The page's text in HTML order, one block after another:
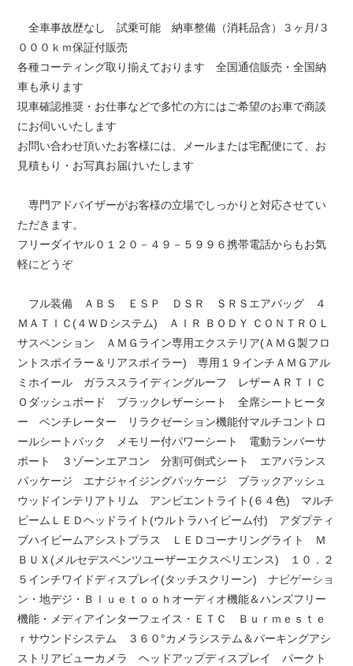
全車事故歴なし 試乗可能 納車整備（消耗品含）３ヶ月/３
０００ｋｍ保証付販売
各種コーティング取り揃えております 全国通信販売・全国納
車も承ります
現車確認推奨・お仕事などで多忙の方にはご希望のお車で商談
にお伺いいたします
お問い合わせ頂いたお客様には、メールまたは宅配便にて、お
見積もり・お写真お届けいたします
専門アドバイザーがお客様の立場でしっかりと対応させてい
ただきます。
フリーダイヤル０１２０－４９－５９９６携帯電話からもお気
軽にどうぞ
フル装備 ＡＢＳ ＥＳＰ ＤＳＲ ＳＲＳエアバッグ ４
ＭＡＴＩＣ(４ＷＤシステム) ＡＩＲ ＢＯＤＹ ＣＯＮＴＲＯＬ
サスペンション ＡＭＧライン専用エクステリア(ＡＭＧ製フロ
ントスポイラー＆リアスポイラー) 専用１９インチＡＭＧアル
ミホイール ガラススライディングルーフ レザーＡＲＴＩＣ
Ｏダッシュボード ブラックレザーシート 全席シートヒータ
ー ベンチレーター リラクゼーション機能付マルチコントロ
ールシートバック メモリー付パワーシート 電動ランバーサ
ポート ３ゾーンエアコン 分割可倒式シート エアバランス
パッケージ エナジャイジングパッケージ ブラックアッシュ
ウッドインテリアトリム アンビエントライト(６４色) マルチ
ビームＬＥＤヘッドライト(ウルトラハイビーム付) アダプティ
ブハイビームアシストプラス ＬＥＤコーナリングライト Ｍ
ＢＵＸ(メルセデスベンツユーザーエクスペリエンス) １０．２
５インチワイドディスプレイ(タッチスクリーン)ナビゲーショ
ン ・地デジ・Ｂｌｕｅｔｏｏｈオーディオ機能＆ハンズフリー
機能・メディアインターフェイス・ＥＴＣ Ｂｕｒｍｅｓｔｅ
ｒサウンドシステム ３６０°カメラシステム＆パーキングアシ
ストリアビューカメラ ヘッドアップディスプレイ パークト